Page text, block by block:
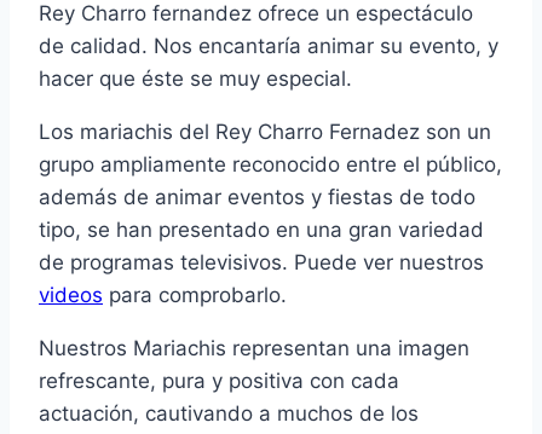
Rey Charro fernandez ofrece un espectáculo
de calidad. Nos encantaría animar su evento, y
hacer que éste se muy especial.
Los mariachis del Rey Charro Fernadez son un
grupo ampliamente reconocido entre el público,
además de animar eventos y fiestas de todo
tipo, se han presentado en una gran variedad
de programas televisivos. Puede ver nuestros
videos para comprobarlo.
Nuestros Mariachis representan una imagen
refrescante, pura y positiva con cada
actuación, cautivando a muchos de los